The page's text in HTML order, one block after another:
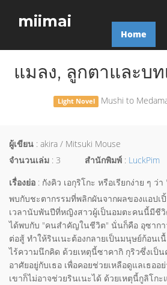
miimai
Home
แมลง, ลูกตาและบท
Light Novel Mushi to
ผู้เขียน : akira / Mitsuki Mouse
จำนวนเล่ม : 3 สำนักพิมพ์ : LuckPim
เรื่องย่อ : กังคิว เอกุริโกะ หรือเรียกง่าย ๆ ว่
พบกับชะตากรรมที่พลิกผันจากผลของแอปเ
เวลานับพันปีที่หญิงสาวผู้เป็นอมตะคนนี้มีชีวิ
ได้พบกับ "คนสำคัญในชีวิต" นั่นก็คือ อุซากา
ต่อสู้ ทำให้รินเนะต้องกลายเป็นมนุษย์ก้อนเ
ไร้ความนึกคิด ด้วยเหตุนี้ซาคากิ กุริวซึ่งเป็
อาศัยอยู่กับเธอ เพื่อคอยช่วยเหลือดูแลเธออ
เขาก็ไม่อาจช่วยรินเนะได้ ด้วยเหตุนี้กูลิโก